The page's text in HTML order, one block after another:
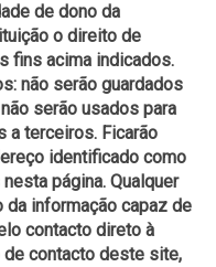
de dono da
o direito de
fins acima indicados.
não serão guardados
serão usados para
a terceiros. Ficarão
identificado como
página. Qualquer
informação capaz de
contacto direto à
contacto deste site,